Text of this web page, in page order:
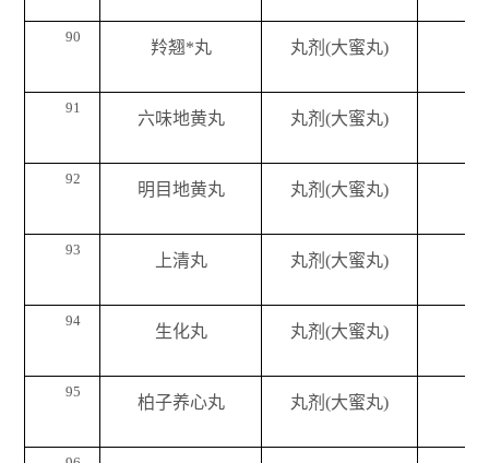
90
羚翘*丸 丸剂(大蜜丸)
91
六味地黄丸 丸剂(大蜜丸)
92
明目地黄丸 丸剂(大蜜丸)
93
上清丸 丸剂(大蜜丸)
94
生化丸 丸剂(大蜜丸)
95
柏子养心丸 丸剂(大蜜丸)